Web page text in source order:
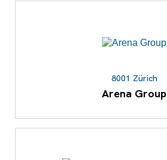
8001 Zürich
Arena Group